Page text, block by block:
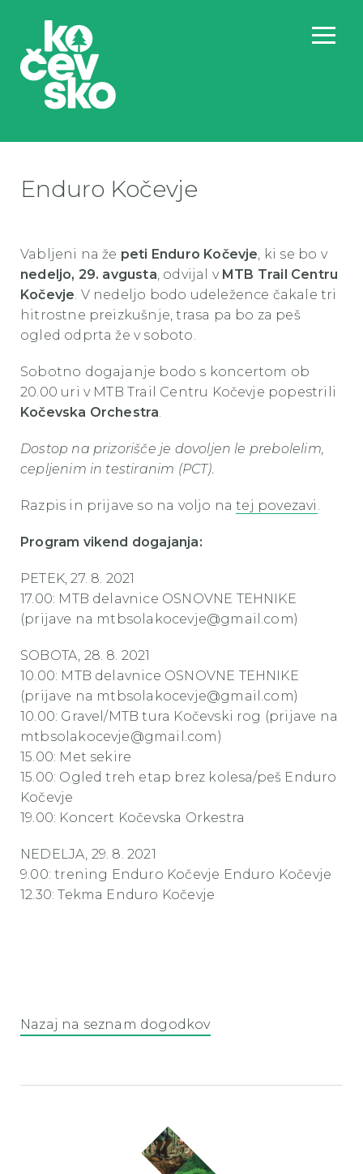
Enduro Kočevje
Vabljeni na že peti Enduro Kočevje, ki se bo v
nedeljo, 29. avgusta, odvijal v MTB Trail Centru
Kočevje. V nedeljo bodo udeležence čakale tri
hitrostne preizkušnje, trasa pa bo za peš
ogled odprta že v soboto.
Sobotno dogajanje bodo s koncertom ob
20.00 uri v MTB Trail Centru Kočevje popestrili
Kočevska Orchestra.
Dostop na prizorišče je dovoljen le prebolelim,
cepljenim in testiranim (PCT).
Razpis in prijave so na voljo natej povezavi .
Program vikend dogajanja:
PETEK, 27. 8. 2021
17.00: MTB delavnice OSNOVNE TEHNIKE
(prijave na mtbsolakocevje@gmail.com)
SOBOTA, 28. 8. 2021
10.00: MTB delavnice OSNOVNE TEHNIKE
(prijave na mtbsolakocevje@gmail.com)
10.00: Gravel/MTB tura Kočevski rog (prijave na
mtbsolakocevje@gmail.com)
15.00: Met sekire
15.00: Ogled treh etap brez kolesa/peš Enduro
Kočevje
19.00: Koncert Kočevska Orkestra
NEDELJA, 29. 8. 2021
9.00: trening Enduro Kočevje Enduro Kočevje
12.30: Tekma Enduro Kočevje
Nazaj na seznam dogodkov